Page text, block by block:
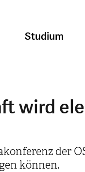
Studium
wird
der
können.